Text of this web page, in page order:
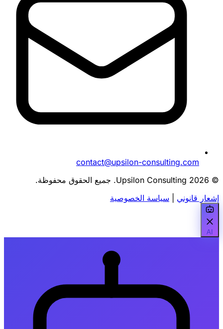
contact@upsilon-consulting.com
© 2026 Upsilon Consulting. جميع الحقوق محفوظة.
إشعار قانوني
سياسة الخصوصية
AI